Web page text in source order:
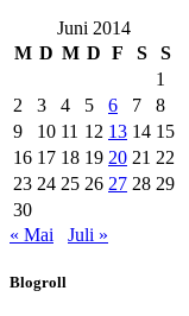
Juni 2014
M D M D F S
S
1
2
3 4 5 6 7
8
9
10 11 12 13 14 15
16 17 18 19 20 21 22
23 24 25 26 27 28 29
30
« Mai
Juli »
Blogroll